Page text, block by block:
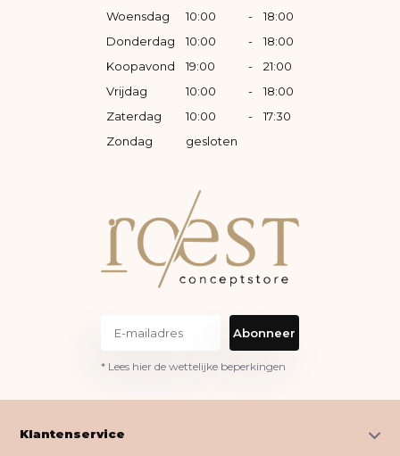
Woensdag
10:00 -
18:00
Donderdag
10:00 -
18:00
Koopavond
19:00 -
21:00
Vrijdag
10:00 -
18:00
Zaterdag
10:00 -
17:30
Zondag
gesloten
Abonneer
* Lees hier de wettelijke beperkingen
Klantenservice